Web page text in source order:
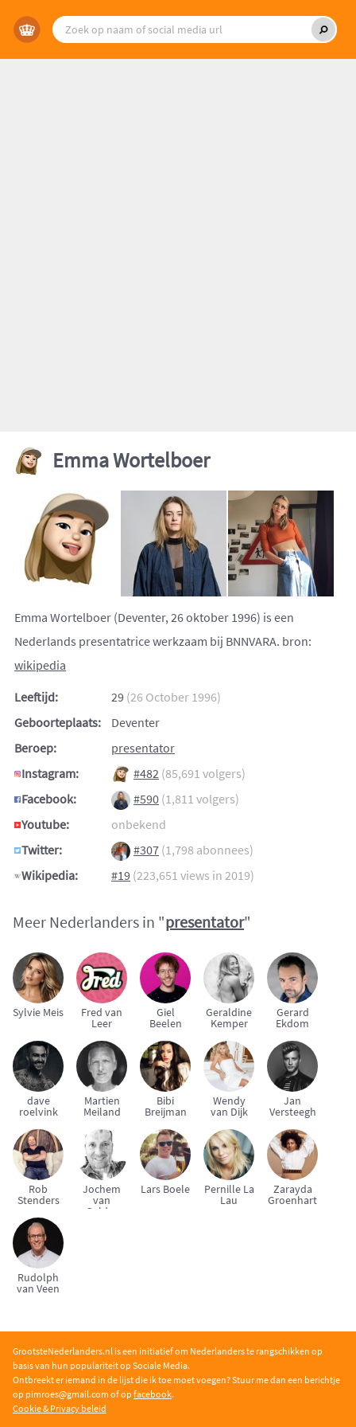
Emma Wortelboer
Emma Wortelboer (Deventer, 26 oktober 1996) is een
Nederlands presentatrice werkzaam bij BNNVARA. bron:
wikipedia
Leeftijd:
29 (26 October 1996)
Geboorteplaats:
Deventer
Beroep:
presentator
Instagram:
#482 (85,691 volgers)
Facebook:
#590 (1,811 volgers)
Youtube:
onbekend
Twitter:
#307 (1,798 abonnees)
Wikipedia:
#19 (223,651 views in 2019)
Meer Nederlanders in "presentator"
Sylvie Meis Fred van
Leer
Giel
Beelen
Geraldine
Kemper
Gerard
Ekdom
dave
roelvink
Martien
Meiland
Bibi
Breijman
Wendy
van Dijk
Jan
Versteegh
Rob
Stenders
Jochem
van
Gelder
Lars Boele Pernille La
Lau
Zarayda
Groenhart
Rudolph
van Veen
GrootsteNederlanders.nl is een initiatief om Nederlanders te rangschikken op
basis van hun populariteit op Sociale Media.
Ontbreekt er iemand in de lijst die ik toe moet voegen? Stuur me dan een berichtje
op pimroes@gmail.com of op facebook.
Cookie & Privacy beleid